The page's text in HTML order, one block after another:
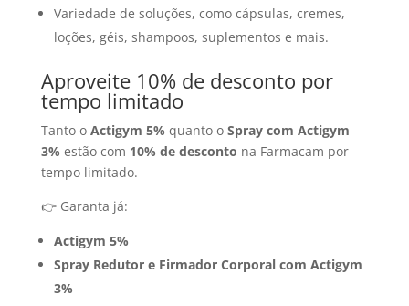
Variedade de soluções, como cápsulas, cremes,
loções, géis, shampoos, suplementos e mais.
Aproveite 10% de desconto por
tempo limitado
Tanto o Actigym 5% quanto o Spray com Actigym
3% estão com 10% de desconto na Farmacam por
tempo limitado.
👉 Garanta já:
Actigym 5%
Spray Redutor e Firmador Corporal com Actigym
3%